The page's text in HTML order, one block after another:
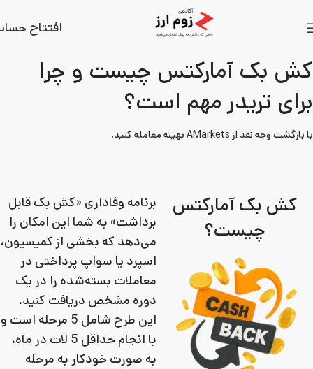
افتتاح
کش بک آمارکتس چیست و چرا
برای تریدر مهم است؟
با بازگشت وجه نقد از AMarkets بهینه معامله کنید.
کش بک آمارکتس
چیست؟
برنامه وفاداری «کش‌ بک قابل
برداشت» به شما این امکان را
می‌دهد که بخشی از کمیسیون،
اسپرد یا سواپ پرداختی در
معاملات بسته‌شده را در یک
دوره مشخص دریافت کنید.
این طرح شامل 5 مرحله است و
با انجام حداقل 5 لات در ماه،
به‌ صورت خودکار به مرحله